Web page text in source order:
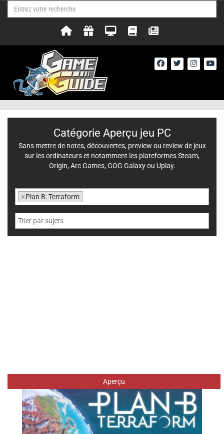
Aperçu
Catégorie Aperçu jeu PC
Sans mettre de notes, découvertes, preview ou review de jeux
sur les ordinateurs et notamment les plateformes Steam,
Origin, Arc Games, GOG Galaxy ou Uplay.
×Plan B: Terraform